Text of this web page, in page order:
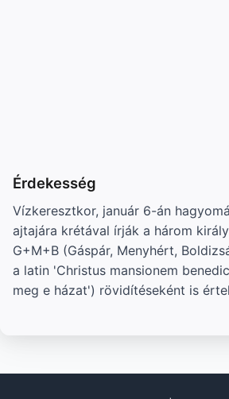
Érdekesség
Vízkeresztkor, január 6-án
ajtajára krétával írják a három
G+M+B (Gáspár, Menyhért,
a latin 'Christus mansionem
meg e házat') rövidítéseként is